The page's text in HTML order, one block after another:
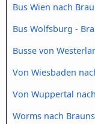
Bus Wien nach
Bus Wolfsburg -
Busse von
Von Wiesbaden
Von Wuppertal
Worms nach